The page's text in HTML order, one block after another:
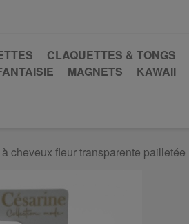
CLAQUETTES & TONGS
MAGNETS KAWAII
cheveux fleur transparente pailletée